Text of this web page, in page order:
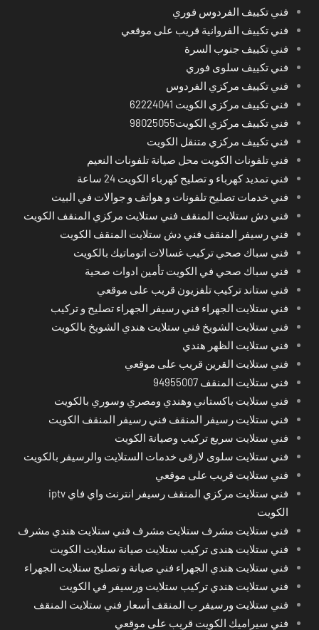
فني تكييف الفردوس فوري
فني تكييف الفروانية قريب على موقعي
فني تكييف جنوب السرة
فني تكييف سلوى فوري
فني تكييف مركزي الفردوس
فني تكييف مركزي الكويت 62224041
فني تكييف مركزي الكويت98025055
فني تكييف مركزي متنقل الكويت
فني تلفونات الكويت محل صيانة تلفونات النعيم
فني تمديد كهرباء و تصليح كهرباء الكويت 24 ساعة
فني خدمات تصليح تلفونات و هواتف و جوالات في البيت
فني دش ستلايت المنقف فني ستلايت مركزي المنقف الكويت
فني رسيفر المنقف فني دش ستلايت المنقف الكويت
فني سباك صحي تركيب غسالات اتوماتيك بالكويت
فني سباك صحي في الكويت تأمين ادوات صحية
فني ستاند تركيب تلفزيون قريب على موقعي
فني ستلايت الجهراء فني رسيفر الجهراء تصليح و تركيب
فني ستلايت الشويخ فني ستلايت هندي الشويخ بالكويت
فني ستلايت الظهر هندي
فني ستلايت القرين قريب على موقعي
فني ستلايت المنقف 94955007
فني ستلايت باكستاني وهندي ومصري وسوري بالكويت
فني ستلايت رسيفر المنقف فني رسيفر المنقف الكويت
فني ستلايت سريع تركيب وصيانة الكويت
فني ستلايت سلوى لارقى خدمات الستلايت والرسيفر بالكويت
فني ستلايت قريب على موقعي
فني ستلايت مركزي المنقف رسيفر انترنت واي فاي iptv
الكويت
فني ستلايت مشرف ستلايت مشرف فني ستلايت هندي مشرف
فني ستلايت هندى تركيب ستلايت صيانة ستلايت الكويت
فني ستلايت هندي الجهراء فني صيانة و تصليح ستلايت الجهراء
فني ستلايت هندي تركيب ستلايت ورسيفر في الكويت
فني ستلايت ورسيفر ب المنقف أسعار فني ستلايت المنقف
فني سيراميك الكويت قريب على موقعي